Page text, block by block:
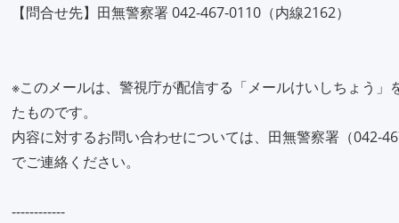
【問合せ先】田無警察署 042-467-0110（内線2162）
※このメールは、警視庁が配信する「メールけいしちょう」
たものです。
内容に対するお問い合わせについては、田無警察署（042-
でご連絡ください。
------------